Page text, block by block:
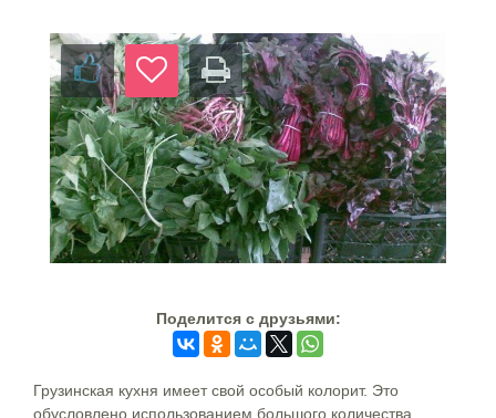
Поделится c друзьями:
Грузинская кухня имеет свой особый колорит. Это
обусловлено использованием большого количества